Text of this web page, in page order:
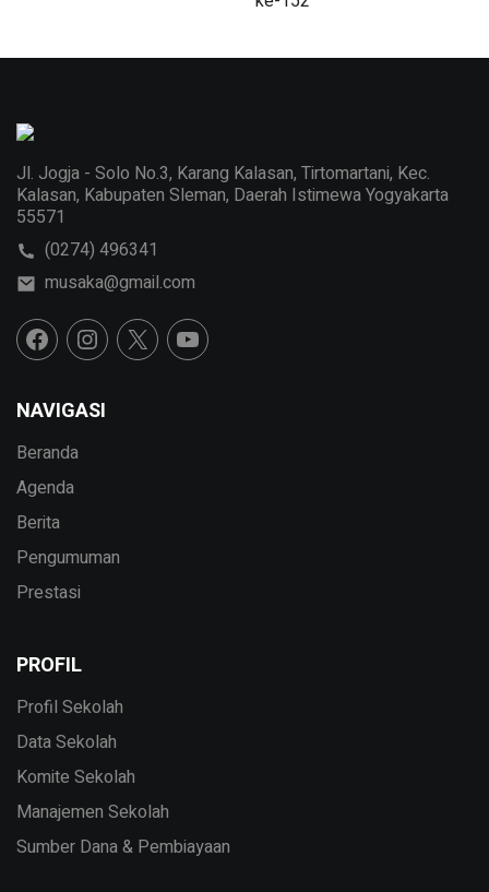
Jl. Jogja - Solo No.3, Karang Kalasan, Tirtomartani, Kec.
Kalasan, Kabupaten Sleman, Daerah Istimewa Yogyakarta
55571
(0274) 496341
musaka@gmail.com
NAVIGASI
Beranda
Agenda
Berita
Pengumuman
Prestasi
PROFIL
Profil Sekolah
Data Sekolah
Komite Sekolah
Manajemen Sekolah
Sumber Dana & Pembiayaan